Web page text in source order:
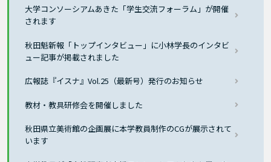
大学コンソーシアムあきた「学生交流フォーラム」が開催
されます
秋田魁新報「トップインタビュー」に小林学長のインタビ
ュー記事が掲載されました
広報誌『イスナ』Vol.25（最新号）発行のお知らせ
教材・教具研修会を開催しました
秋田県立美術館の企画展に本学教員制作のCGが展示されて
います